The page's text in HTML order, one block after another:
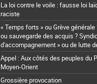
La loi contre le voile : fausse loi
raciste
« Temps forts » ou Grève générale
ou sauvegarde des acquis ?
d'accompagnement » ou de lutte
Appel : Aux côtés des peuples du
Moyen-Orient
Grossière provocation